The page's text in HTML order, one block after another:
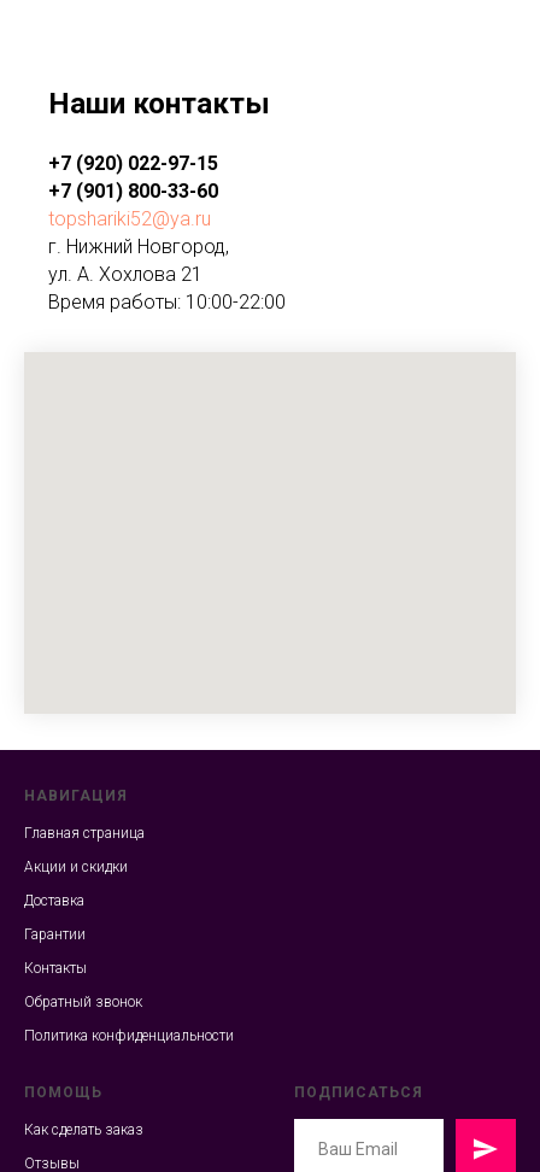
Наши контакты
+7 (920) 022-97-15
+7 (901) 800-33-60
topshariki52@ya.ru
г. Нижний Новгород,
ул. А. Хохлова 21
Время работы: 10:00-22:00
НАВИГАЦИЯ
Главная страница
Акции и скидки
Доставка
Гарантии
Контакты
Обратный звонок
Политика конфиденциальности
ПОМОЩЬ
Как сделать заказ
Отзывы
ПОДПИСАТЬСЯ